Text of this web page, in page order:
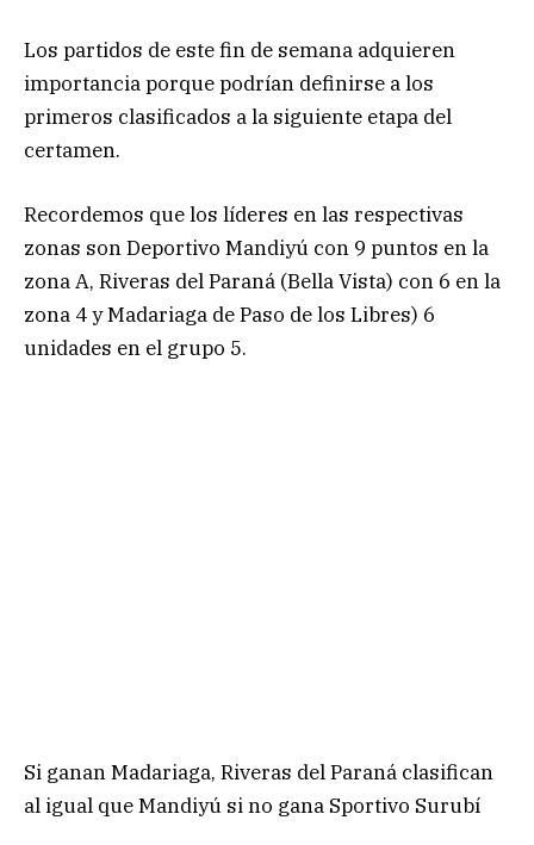
Los partidos de este fin de semana adquieren
importancia porque podrían definirse a los
primeros clasificados a la siguiente etapa del
certamen.
Recordemos que los líderes en las respectivas
zonas son Deportivo Mandiyú con 9 puntos en la
zona A, Riveras del Paraná (Bella Vista) con 6 en la
zona 4 y Madariaga de Paso de los Libres) 6
unidades en el grupo 5.
Si ganan Madariaga, Riveras del Paraná clasifican
al igual que Mandiyú si no gana Sportivo Surubí